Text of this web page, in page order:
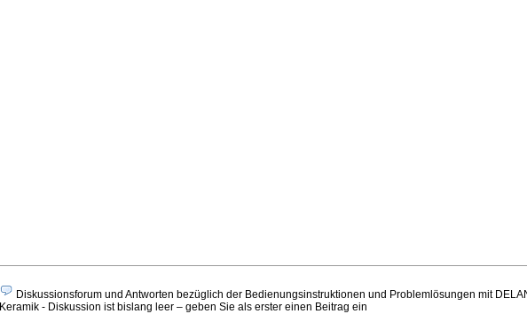
Diskussionsforum und Antworten bezüglich der Bedienungsinstruktionen und Problemlösungen mit
Keramik - Diskussion ist bislang leer – geben Sie als erster einen Beitrag ein